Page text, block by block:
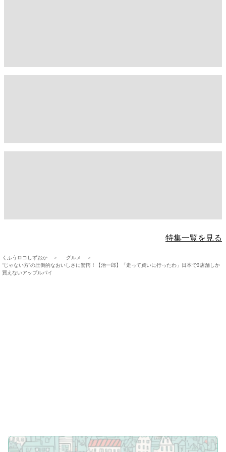
特集一覧を見る
くふうロコしずおか
グルメ
“じゃない方”の圧倒的なおいしさに驚愕！【治一郎】「走って買いに行ったわ」日本で3店舗しか
買えないアップルパイ